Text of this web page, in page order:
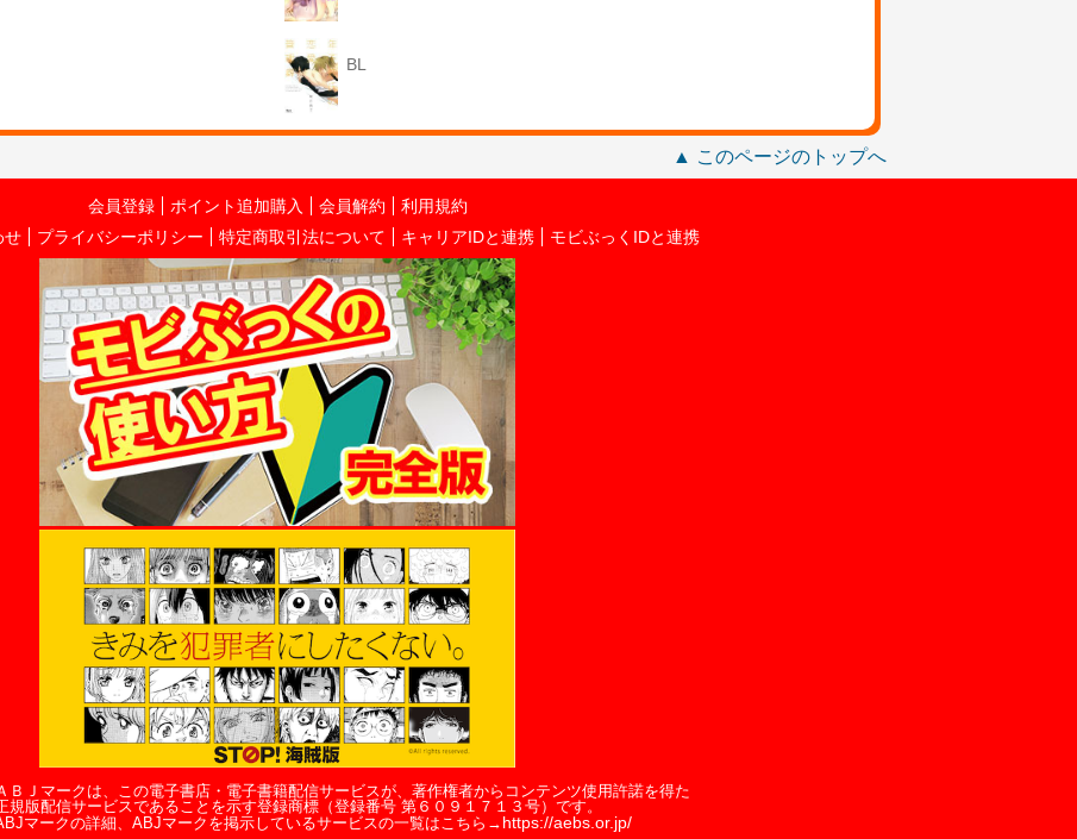
BL
▲ このページのトップへ
会員登録 ポイント追加購入 会員解約
利用規約
せ プライバシーポリシー 特定商取引法について キャリアIDと連携 モビぶっくIDと連携
ＢＪマークは、この電子書店・電子書籍配信サービスが、著作権者からコンテンツ使用許諾を得た
規版配信サービスであることを示す登録商標（登録番号 第６０９１７１３号）です。
マークの詳細、ABJマークを掲示しているサービスの一覧はこちら→ https://aebs.or.jp/